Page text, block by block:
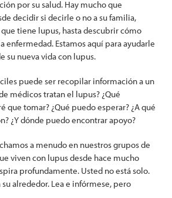
por su salud. Hay mucho que
decidir si decirle o no a su familia,
tiene lupus, hasta descubrir cómo
enfermedad. Estamos aquí para ayudarle
su nueva vida con lupus.
puede ser recopilar información a un
médicos tratan el lupus? ¿Qué
que tomar? ¿Qué puedo esperar? ¿A qué
¿Y dónde puedo encontrar apoyo?
a menudo en nuestros grupos de
viven con lupus desde hace mucho
profundamente. Usted no está solo.
alrededor. Lea e infórmese, pero